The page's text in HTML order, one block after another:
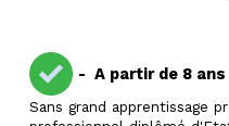
- A partir de 8 ans
Sans grand apprentissage